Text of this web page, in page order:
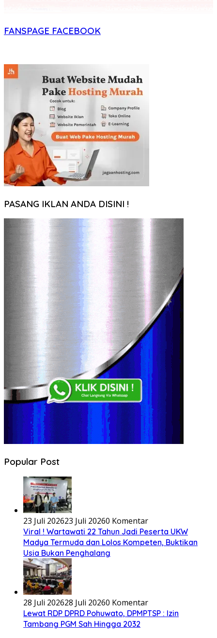
FANSPAGE FACEBOOK
PASANG IKLAN ANDA DISINI !
Popular Post
23 Juli 202623 Juli 20260 Komentar
Viral ! Wartawati 22 Tahun Jadi Peserta UKW
Madya Termuda dan Lolos Kompeten, Buktikan
Usia Bukan Penghalang
28 Juli 202628 Juli 20260 Komentar
Lewat RDP DPRD Pohuwato, DPMPTSP : Izin
Tambang PGM Sah Hingga 2032